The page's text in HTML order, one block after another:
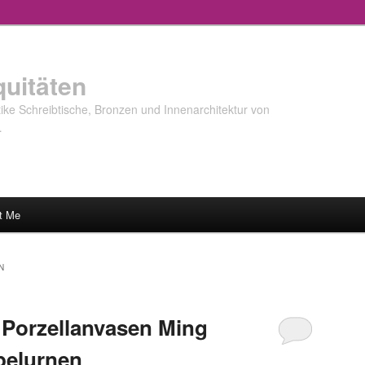
Schreibtische, Bronzen und Innenarchitektur von
Me
Ming